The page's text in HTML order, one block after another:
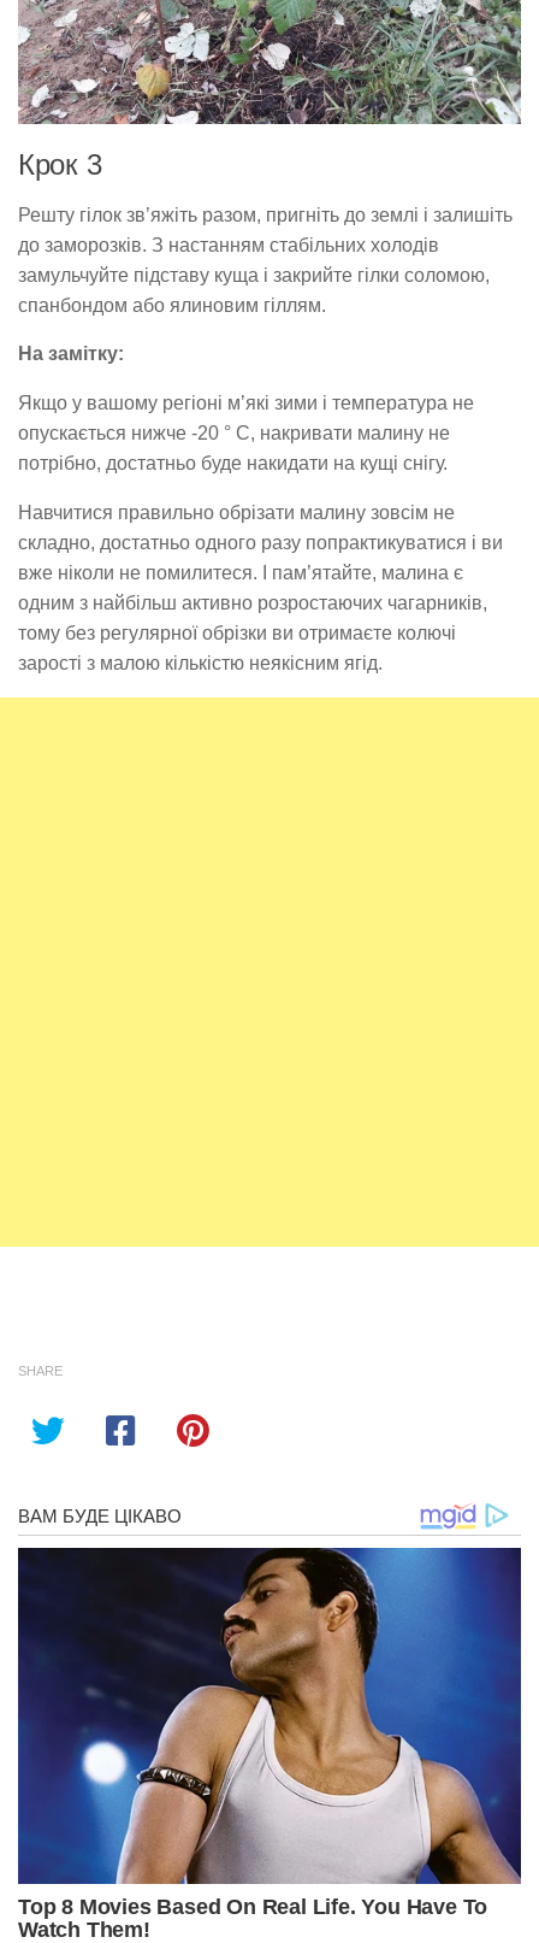
Крок 3
Решту гілок зв’яжіть разом, пригніть до землі і залишіть
до заморозків. З настанням стабільних холодів
замульчуйте підставу куща і закрийте гілки соломою,
спанбондом або ялиновим гіллям.
На замітку:
Якщо у вашому регіоні м’які зими і температура не
опускається нижче -20 ° С, накривати малину не
потрібно, достатньо буде накидати на кущі снігу.
Навчитися правильно обрізати малину зовсім не
складно, достатньо одного разу попрактикуватися і ви
вже ніколи не помилитеся. І пам’ятайте, малина є
одним з найбільш активно розростаючих чагарників,
тому без регулярної обрізки ви отримаєте колючі
зарості з малою кількістю неякісним ягід.
SHARE